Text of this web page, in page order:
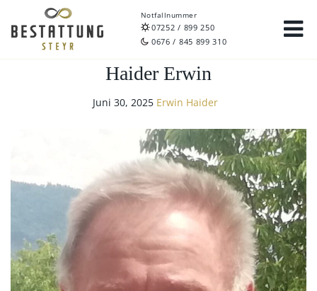
Notfallnummer
07252 / 899 250
0676 / 845 899 310
Haider Erwin
Juni 30, 2025 Erwin Haider